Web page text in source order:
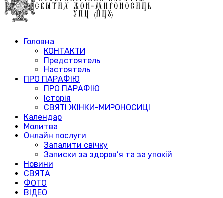
Головна
КОНТАКТИ
Предстоятель
Настоятель
ПРО ПАРАФІЮ
ПРО ПАРАФІЮ
Історія
СВЯТІ ЖІНКИ-МИРОНОСИЦІ
Календар
Молитва
Онлайн послуги
Запалити свічку
Записки за здоров’я та за упокій
Новини
СВЯТА
ФОТО
ВІДЕО